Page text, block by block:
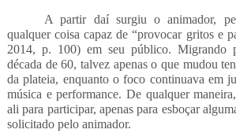
A partir daí surgiu o animador,
qualquer coisa capaz de “provocar gritos e
2014, p. 100) em seu público. Migrando
década de 60, talvez apenas o que mudou
da plateia, enquanto o foco continuava em
música e performance. De qualquer
ali para participar, apenas para esboçar
solicitado pelo animador.